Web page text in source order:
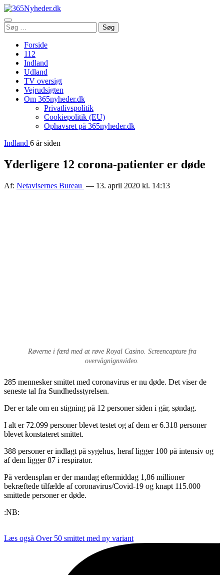
Åbn
menu
Søg
efter:
Søg
Forside
112
Indland
Udland
TV oversigt
Vejrudsigten
Om 365nyheder.dk
Privatlivspolitik
Cookiepolitik (EU)
Ophavsret på 365nyheder.dk
Indland 6 år siden
Yderligere 12 corona-patienter er døde
Af: Netavisernes Bureau — 13. april 2020 kl. 14:13
Røverne i færd med at røve Royal Casino. Screencapture fra
overvågnignsvideo.
285 mennesker smittet med coronavirus er nu døde. Det viser de
seneste tal fra Sundhedsstyrelsen.
Der er tale om en stigning på 12 personer siden i går, søndag.
I alt er 72.099 personer blevet testet og af dem er 6.318 personer
blevet konstateret smittet.
388 personer er indlagt på sygehus, heraf ligger 100 på intensiv og
af dem ligger 87 i respirator.
På verdensplan er der mandag eftermiddag 1,86 millioner
bekræftede tilfælde af coronavirus/Covid-19 og knapt 115.000
smittede personer er døde.
:NB:
Læs også Over 50 smittet med ny variant